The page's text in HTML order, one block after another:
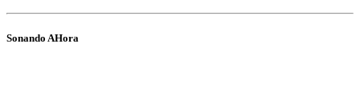
Sonando AHora